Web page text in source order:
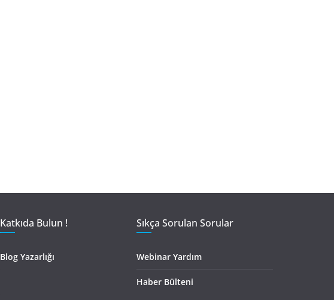
Katkıda Bulun !
Blog Yazarlığı
Sıkça Sorulan Sorular
Webinar Yardım
Haber Bülteni